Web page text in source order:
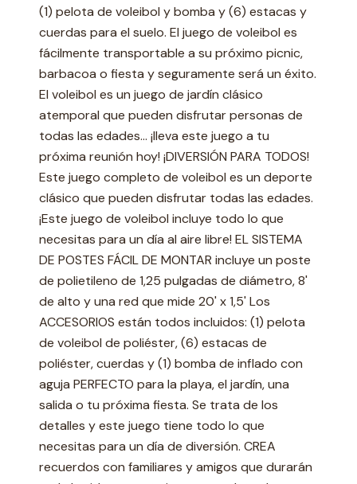
(1) pelota de voleibol y bomba y (6) estacas y
cuerdas para el suelo. El juego de voleibol es
fácilmente transportable a su próximo picnic,
barbacoa o fiesta y seguramente será un éxito.
El voleibol es un juego de jardín clásico
atemporal que pueden disfrutar personas de
todas las edades... ¡lleva este juego a tu
próxima reunión hoy! ¡DIVERSIÓN PARA TODOS!
Este juego completo de voleibol es un deporte
clásico que pueden disfrutar todas las edades.
¡Este juego de voleibol incluye todo lo que
necesitas para un día al aire libre! EL SISTEMA
DE POSTES FÁCIL DE MONTAR incluye un poste
de polietileno de 1,25 pulgadas de diámetro, 8'
de alto y una red que mide 20' x 1,5' Los
ACCESORIOS están todos incluidos: (1) pelota
de voleibol de poliéster, (6) estacas de
poliéster, cuerdas y (1) bomba de inflado con
aguja PERFECTO para la playa, el jardín, una
salida o tu próxima fiesta. Se trata de los
detalles y este juego tiene todo lo que
necesitas para un día de diversión. CREA
recuerdos con familiares y amigos que durarán